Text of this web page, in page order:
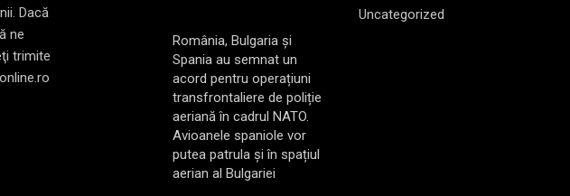
Dacă
ne
trimite
România, Bulgaria și
Spania au semnat un
acord pentru operațiuni
transfrontaliere de poliție
aeriană în cadrul NATO.
Avioanele spaniole vor
putea patrula și în spațiul
aerian al Bulgariei
Uncategorized